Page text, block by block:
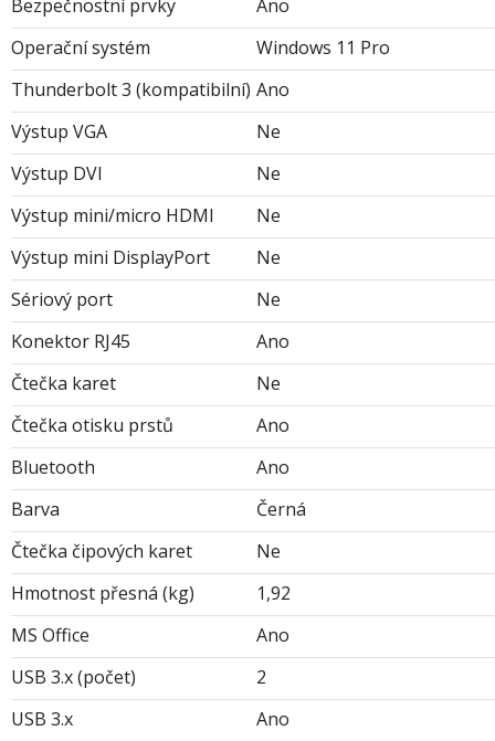
Bezpečnostní prvky
Ano
Operační systém
Windows 11 Pro
Thunderbolt 3 (kompatibilní) Ano
Výstup VGA
Ne
Výstup DVI
Ne
Výstup mini/micro HDMI
Ne
Výstup mini DisplayPort
Ne
Sériový port
Ne
Konektor RJ45
Ano
Čtečka karet
Ne
Čtečka otisku prstů
Ano
Bluetooth
Ano
Barva
Černá
Čtečka čipových karet
Ne
Hmotnost přesná (kg)
1,92
MS Office
Ano
USB 3.x (počet)
2
USB 3.x
Ano